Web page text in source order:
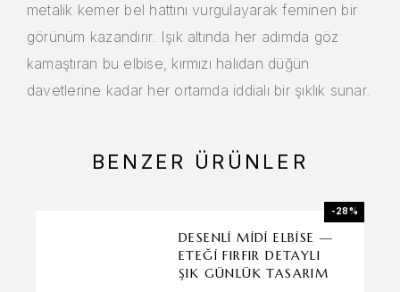
metalik kemer bel hattını vurgulayarak feminen bir
görünüm kazandırır. Işık altında her adımda göz
kamaştıran bu elbise, kırmızı halıdan düğün
davetlerine kadar her ortamda iddialı bir şıklık sunar.
BENZER ÜRÜNLER
-28%
DESENLI MIDI ELBISE —
ETEĞI FIRFIR DETAYLI
ŞIK GÜNLÜK TASARIM